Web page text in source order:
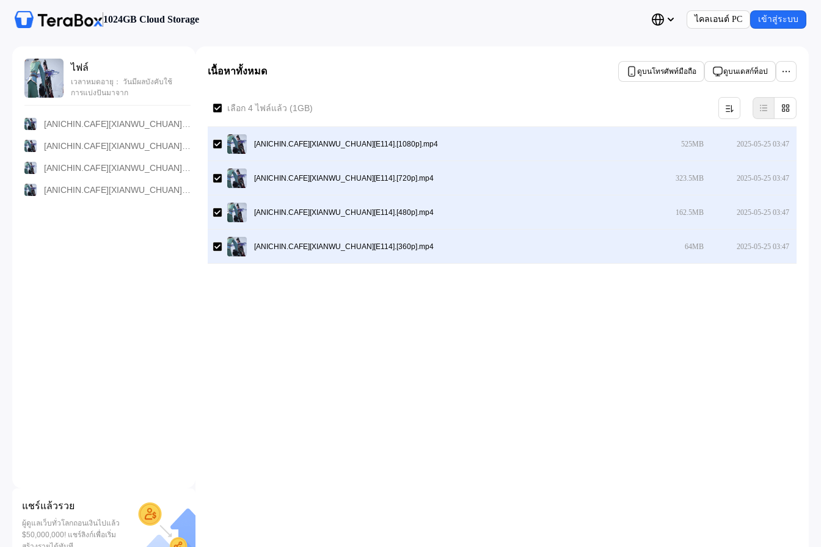
1024GB Cloud Storage ไคลเอนต์ PC เข้าสู่ระบบ
ไฟล์
เวลาหมดอายุ： วันมีผลบังคับใช้
การแบ่งปันมาจาก
แชร์แล้วรวย
ผู้ดูแลเว็บทั่วโลกถอนเงินไปแล้ว
$50,000,000! แชร์ลิงก์เพื่อเริ่ม
เนื้อหาทั้งหมด ดูบนโทรศัพท์มือถือ ดูบนเดสก์ท็อป
เลือก 4 ไฟล์แล้ว (1GB)
[ANICHIN.CAFE][XIANWU_CHUAN][E114].[1080p].mp4 525MB 2025-05-25 03:47
[ANICHIN.CAFE][XIANWU_CHUAN][E114].[720p].mp4 323.5MB 2025-05-25 03:47
[ANICHIN.CAFE][XIANWU_CHUAN][E114].[480p].mp4 162.5MB 2025-05-25 03:47
[ANICHIN.CAFE][XIANWU_CHUAN][E114].[360p].mp4 64MB 2025-05-25 03:47